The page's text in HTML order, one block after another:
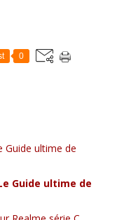
0
Guide ultime de